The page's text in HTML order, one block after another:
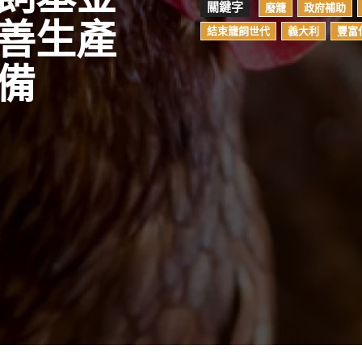
生產
關鍵字 廢籠
政府補助
結束籠飼世代
義大利 豐富